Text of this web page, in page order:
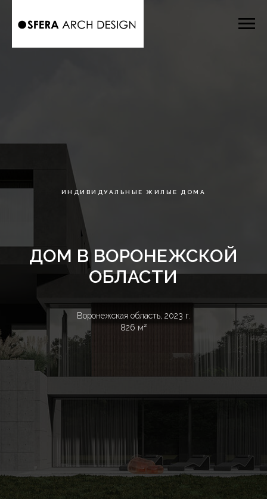
ИНДИВИДУАЛЬНЫЕ ЖИЛЫЕ ДОМА
ДОМ В ВОРОНЕЖСКОЙ
ОБЛАСТИ
Воронежская область, 2023 г.
826 м²